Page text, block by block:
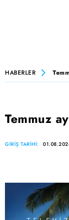
HABERLER
Temmuz
GİRİŞ TARİHİ: